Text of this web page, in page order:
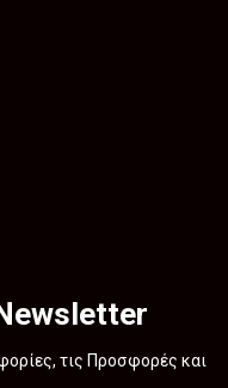
τις Προσφορές και